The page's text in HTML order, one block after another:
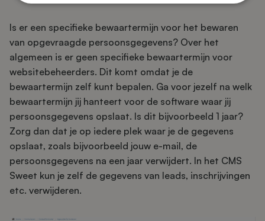
Is er een specifieke bewaartermijn voor het bewaren
van opgevraagde persoonsgegevens? Over het
algemeen is er geen specifieke bewaartermijn voor
websitebeheerders. Dit komt omdat je de
bewaartermijn zelf kunt bepalen. Ga voor jezelf na welk
bewaartermijn jij hanteert voor de software waar jij
persoonsgegevens opslaat. Is dit bijvoorbeeld 1 jaar?
Zorg dan dat je op iedere plek waar je de gegevens
opslaat, zoals bijvoorbeeld jouw e-mail, de
persoonsgegevens na een jaar verwijdert. In het CMS
Sweet kun je zelf de gegevens van leads, inschrijvingen
etc. verwijderen.